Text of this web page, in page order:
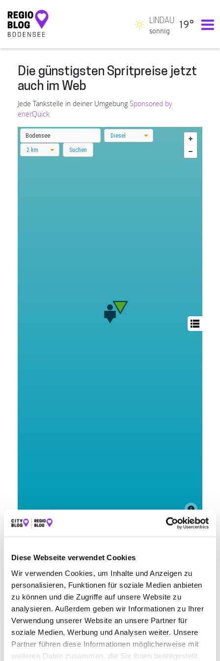
Diese Webseite verwendet Cookies
Wir verwenden Cookies, um Inhalte und Anzeigen zu
personalisieren, Funktionen für soziale Medien anbieten
zu können und die Zugriffe auf unsere Website zu
analysieren. Außerdem geben wir Informationen zu Ihrer
Verwendung unserer Website an unsere Partner für
soziale Medien, Werbung und Analysen weiter. Unsere
Partner führen diese Informationen möglicherweise mit
weiteren Daten zusammen, die Sie ihnen bereitgestellt
Hauptnavigation
LINDAU
sonnig
19°
Die günstigsten Spritpreise jetzt
auch im Web
Jede Tankstelle in deiner Umgebung Sponsored by
enerQuick
Wenn du regelmäßig mit dem Auto unterwegs bist, kennst
du sicherlich das Problem: Die Benzinpreise können stark
günstige Tankstelle zu finden. Aber keine Sorge: Mit der
Hilfe von enerQuick findest du spielend einfach die
günstigste Tankstelle in deiner Nähe oder entlang deiner
Strecke.
Warum enerQuick?
Spare bares Geld: Mit enerQuick findest du immer die
günstigste Tankstelle in
Lindau
. Du musst nicht mehr von
Tankstelle zu Tankstelle fahren, um die besten Preise zu